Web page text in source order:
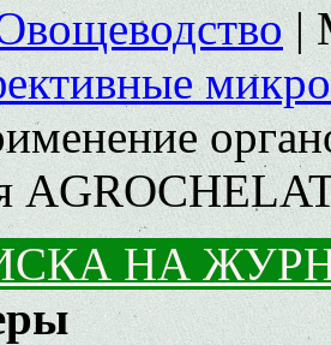
|
НА